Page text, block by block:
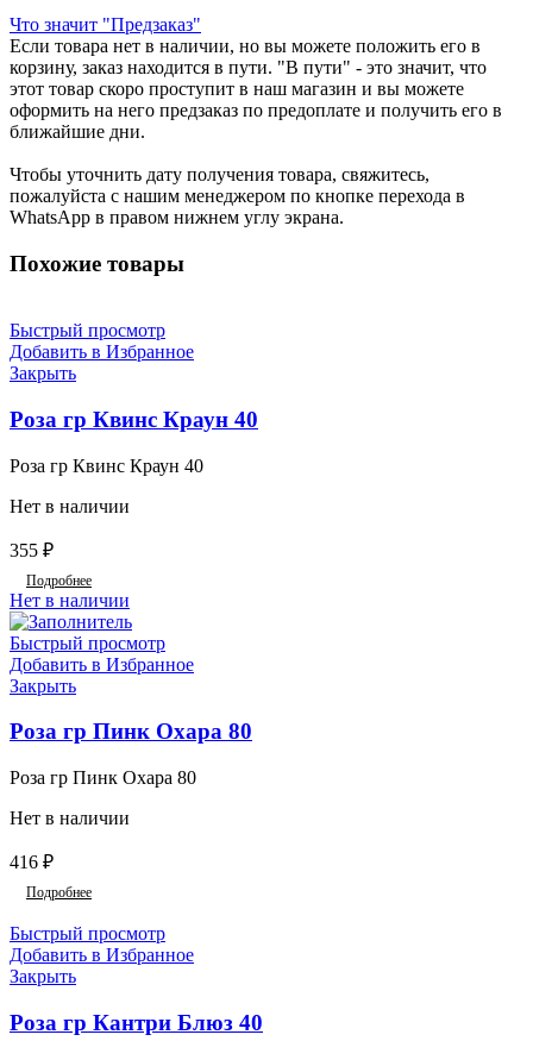
Что значит "Предзаказ"
Если товара нет в наличии, но вы можете положить его в
корзину, заказ находится в пути. "В пути" - это значит, что
этот товар скоро проступит в наш магазин и вы можете
оформить на него предзаказ по предоплате и получить его в
ближайшие дни.
Чтобы уточнить дату получения товара, свяжитесь,
пожалуйста с нашим менеджером по кнопке перехода в
WhatsApp в правом нижнем углу экрана.
Похожие товары
Быстрый просмотр
Добавить в Избранное
Закрыть
Роза гр Квинс Краун 40
Роза гр Квинс Краун 40
Нет в наличии
355 ₽
Подробнее
Нет в наличии
Быстрый просмотр
Добавить в Избранное
Закрыть
Роза гр Пинк Охара 80
Роза гр Пинк Охара 80
Нет в наличии
416 ₽
Подробнее
Быстрый просмотр
Добавить в Избранное
Закрыть
Роза гр Кантри Блюз 40